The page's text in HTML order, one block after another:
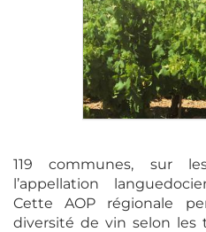
119 communes, sur
l’appellation
Cette AOP régionale
diversité de vin selon les